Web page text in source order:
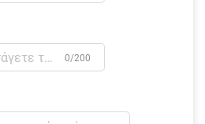
0/200